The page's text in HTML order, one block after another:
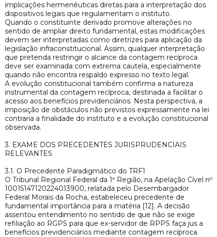
implicações hermenêuticas diretas para a interpretação dos
dispositivos legais que regulamentam o instituto.
Quando o constituinte derivado promove alterações no
sentido de ampliar direito fundamental, estas modificações
devem ser interpretadas como diretrizes para aplicação da
legislação infraconstitucional. Assim, qualquer interpretação
que pretenda restringir o alcance da contagem recíproca
deve ser examinada com extrema cautela, especialmente
quando não encontra respaldo expresso no texto legal.
A evolução constitucional também confirma a natureza
instrumental da contagem recíproca, destinada a facilitar o
acesso aos benefícios previdenciários. Nesta perspectiva, a
imposição de obstáculos não previstos expressamente na lei
contraria a finalidade do instituto e a evolução constitucional
observada.
3. EXAME DOS PRECEDENTES JURISPRUDENCIAIS
RELEVANTES
3.1. O Precedente Paradigmático do TRF1
O Tribunal Regional Federal da 1ª Região, na Apelação Cível nº
10015147120224013900, relatada pelo Desembargador
Federal Morais da Rocha, estabeleceu precedente de
fundamental importância para a matéria [12]. A decisão
assentou entendimento no sentido de que não se exige
refiliação ao RGPS para que ex-servidor de RPPS faça jus a
benefícios previdenciários mediante contagem recíproca.